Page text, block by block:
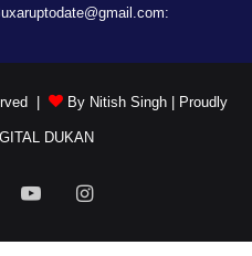
| By Nitish Singh | Proudly
DUKAN
YouTubeInstagram